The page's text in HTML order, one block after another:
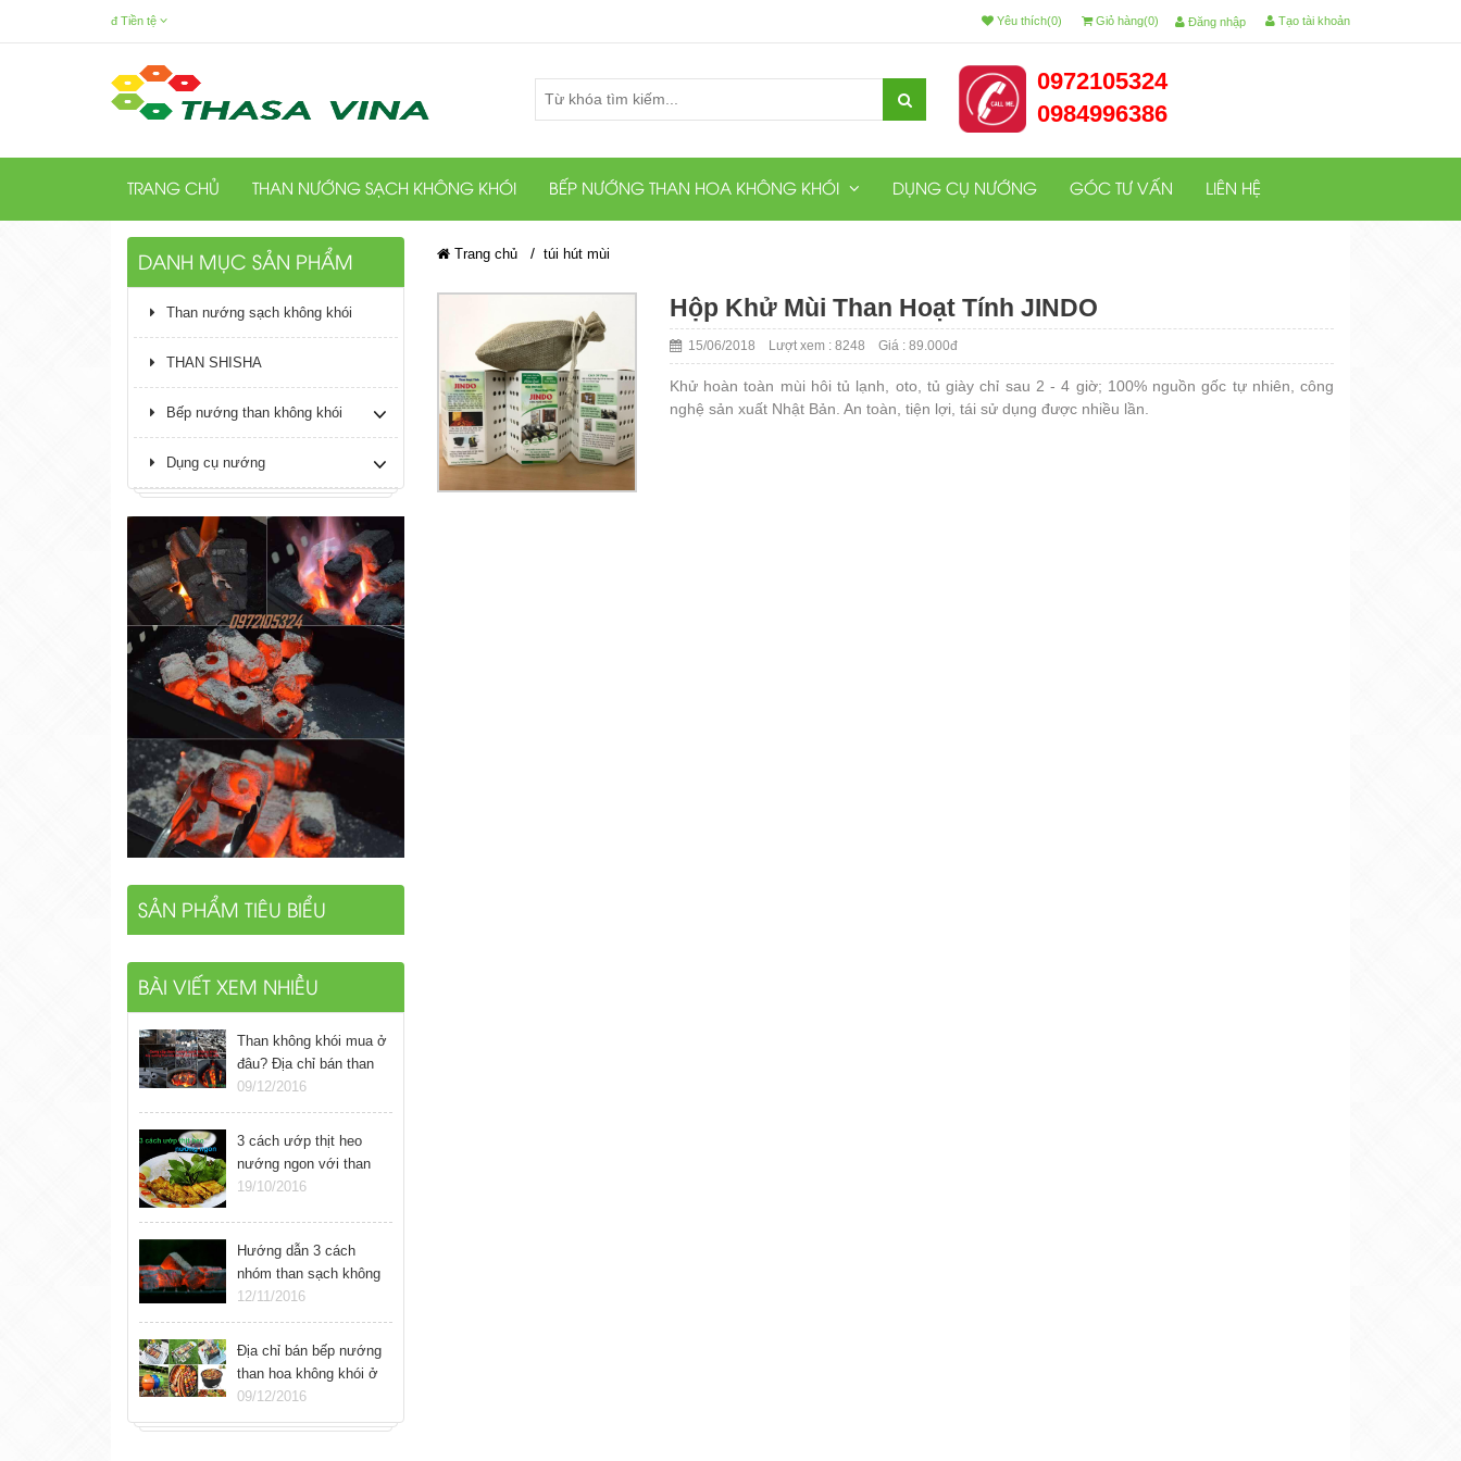
đ Tiền tệ Đăng nhập Tạo tài khoản
Yêu thích(0) Giỏ hàng(0)
0972105324
0984996386
TRANG CHỦ THAN NƯỚNG SẠCH KHÔNG KHÓI BẾP NƯỚNG THAN HOA KHÔNG KHÓI DỤNG CỤ NƯỚNG GÓC TƯ VẤN LIÊN HỆ
DANH MỤC SẢN PHẨM
Than nướng sạch không khói
THAN SHISHA
Bếp nướng than không khói
Dụng cụ nướng
SẢN PHẨM TIÊU BIỂU
BÀI VIẾT XEM NHIỀU
Than không khói mua ở
đâu? Địa chỉ bán than
nướng sạch không khói
ở Hà Nội
09/12/2016
3 cách ướp thịt heo
nướng ngon với than
sạch không khói
19/10/2016
Hướng dẫn 3 cách
nhóm than sạch không
khói đơn giản
12/11/2016
Địa chỉ bán bếp nướng
than hoa không khói ở
Hà Nội
09/12/2016
Trang chủ / túi hút mùi
Hộp Khử Mùi Than Hoạt Tính JINDO
15/06/2018 Lượt xem : 8248 Giá : 89.000đ
Khử hoàn toàn mùi hôi tủ lạnh, oto, tủ giày chỉ sau 2 - 4 giờ; 100% nguồn gốc tự nhiên, công
nghệ sản xuất Nhật Bản. An toàn, tiện lợi, tái sử dụng được nhiều lần.